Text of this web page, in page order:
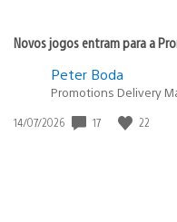
Novos jogos entram para a
Peter Boda
Promotions Delivery
Data
14/07/2026 17 22